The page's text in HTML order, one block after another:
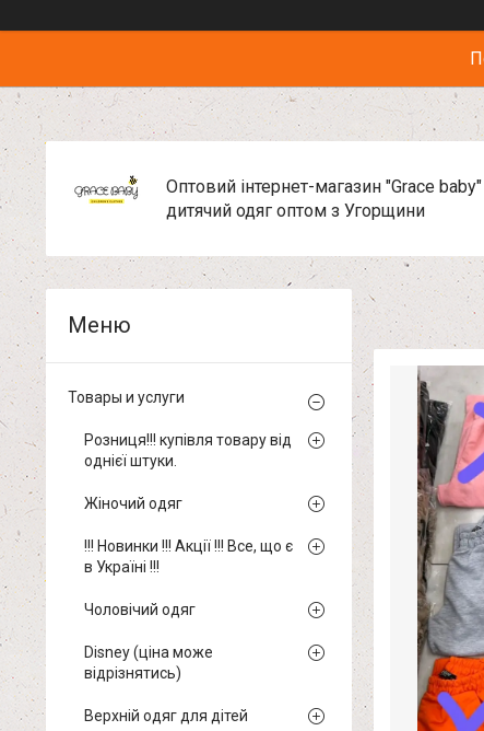
Оптовий інтернет-магазин "Grace
дитячий одяг оптом з Угорщини
Товары и услуги
Розниця!!! купівля товару від
однієї штуки.
Жіночий одяг
!!! Новинки !!! Акції !!! Все, що є
в Україні !!!
Чоловічий одяг
Disney (ціна може
відрізнятись)
Верхній одяг для дітей